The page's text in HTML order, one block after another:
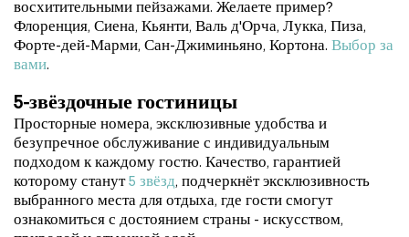
восхитительными пейзажами. Желаете пример?
Флоренция, Сиена, Кьянти, Валь д'Орча, Лукка, Пиза,
Форте-дей-Марми, Сан-Джиминьяно, Кортона. Выбор за
вами.
5-звёздочные гостиницы
Просторные номера, эксклюзивные удобства и
безупречное обслуживание с индивидуальным
подходом к каждому гостю. Качество, гарантией
которому станут5 звёзд, подчеркнёт эксклюзивность
выбранного места для отдыха, где гости смогут
ознакомиться с достоянием страны - искусством,